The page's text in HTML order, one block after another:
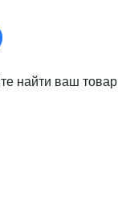
найти ваш товар